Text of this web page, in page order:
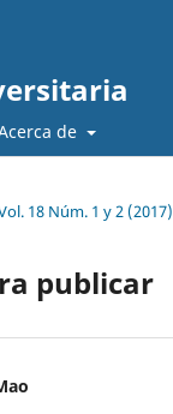
de
18 Núm. 1 y 2 (2017)
publicar